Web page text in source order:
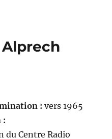
: vers 1965
:
du Centre Radio